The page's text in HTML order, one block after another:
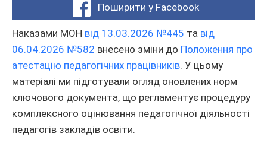
Поширити у Facebook
Наказами МОН від 13.03.2026 №445 та від
06.04.2026 №582 внесено зміни до Положення про
атестацію педагогічних працівників. У цьому
матеріалі ми підготували огляд оновлених норм
ключового документа, що регламентує процедуру
комплексного оцінювання педагогічної діяльності
педагогів закладів освіти.